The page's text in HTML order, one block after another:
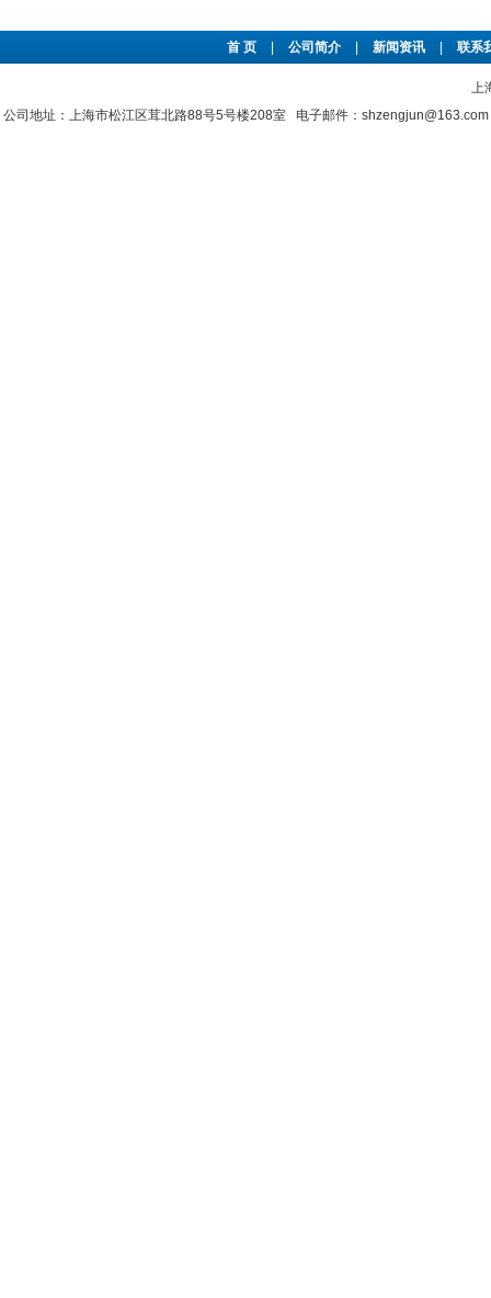
首 页 公司简介 新闻资讯 联系
上
公司地址：上海市松江区茸北路88号5号楼208室 电子邮件：